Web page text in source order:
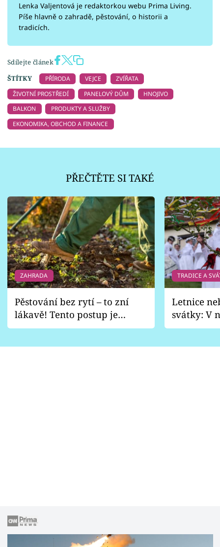
Lenka Valjentová je redaktorkou webu Prima Living.
Píše hlavně o zahradě, pěstování, o historii a
tradicích.
Sdílejte článek
ŠTÍTKY
PŘÍRODA VEJCE
ZVÍŘATA
ŽIVOTNÍ PROSTŘEDÍ
PANELOVÝ DŮM
HNOJIVO
BALKON
PRODUKTY A SLUŽBY
EKONOMIKA, OBCHOD A FINANCE
PŘEČTĚTE SI TAKÉ
ZAHRADA
Pěstování bez rytí – to zní
lákavě! Tento postup je
vhodný jen pro některé
TRADICE A
Letnice
svátky: V
pondělí